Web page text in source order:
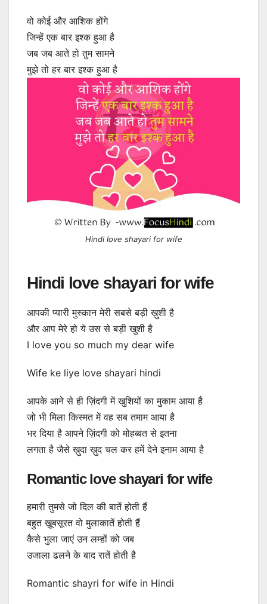
वो कोई और आशिक होंगे
जिन्हें एक बार इश्क हुआ है
जब जब आते हो तुम सामने
मुझे तो हर बार इश्क हुआ है
Hindi love shayari for wife
Hindi love shayari for wife
आपकी प्यारी मुस्कान मेरी सबसे बड़ी ख़ुशी है
और आप मेरे हो ये उस से बड़ी खुशी है
I love you so much my dear wife
Wife ke liye love shayari hindi
आपके आने से ही ज़िंदगी में खुशियों का मुकाम आया है
जो भी मिला किस्मत में वह सब तमाम आया है
भर दिया है आपने ज़िंदगी को मोहब्बत से इतना
लगता है जैसे ख़ुदा ख़ुद चल कर हमें देने इनाम आया है
Romantic love shayari for wife
हमारी तुमसे जो दिल की बातें होती हैं
बहुत ख़ूबसूरत वो मुलाकातें होती हैं
कैसे भुला जाएं उन लम्हों को जब
उजाला ढलने के बाद रातें होती है
Romantic shayri for wife in Hindi